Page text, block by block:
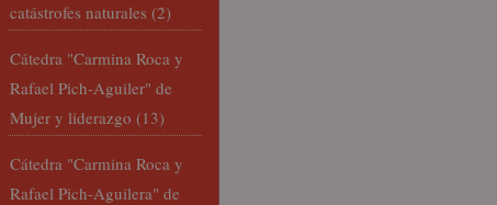
catástrofes naturales (2)
Cátedra "Carmina Roca y
Rafael Pich-Aguiler" de
Mujer y liderazgo (13)
Cátedra "Carmina Roca y
Rafael Pich-Aguilera" de